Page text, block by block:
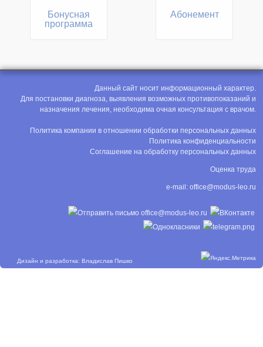
Бонусная
программа
Абонемент
Данный сайт носит информационный характер.
Для постановки диагноза, выявления возможных противопоказаний и
назначения лечения, необходима очная консультация с врачом.
Политика компании в отношении обработки персональных данных
Политика конфиденциальности
Соглашение на обработку персональных данных
Оценка труда
e-mail: office@modus-leo.ru
Дизайн и разработка: Владислав Пишко